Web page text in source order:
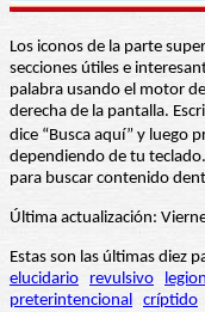
Los iconos de la parte
secciones útiles e
palabra usando el motor
derecha de la pantalla.
dice “Busca aquí” y
dependiendo de tu
para buscar contenido
Última actualización:
Estas son las últimas diez
elucidario
revulsivo
preterintencional críptido